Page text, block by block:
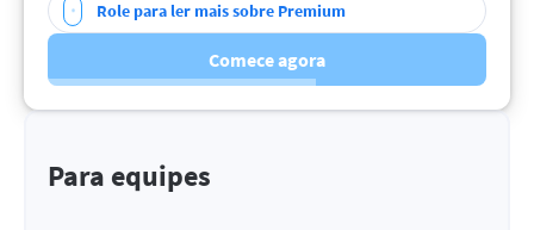
Role para ler mais sobre Premium
Comece agora
Para equipes